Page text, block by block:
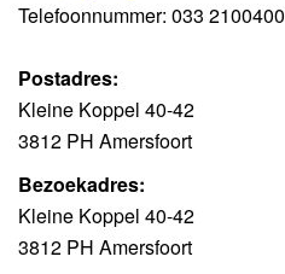
Telefoonnummer: 033 2100400
Postadres:
Kleine Koppel 40-42
3812 PH Amersfoort
Bezoekadres:
Kleine Koppel 40-42
3812 PH Amersfoort